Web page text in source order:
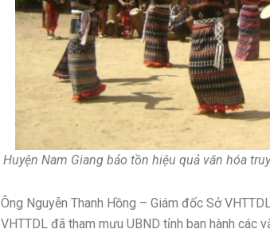
Huyện Nam Giang bảo tồn hiệu quả văn hóa
Ông Nguyễn Thanh Hồng – Giám đốc Sở
VHTTDL đã tham mưu UBND tỉnh ban hành các